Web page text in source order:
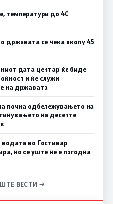
температури до 40
државата се чека околу 45
дата центар ќе биде
и ќе служи
на државата
почна одбележувањето на
на десетте
водата во Гостивар
но се уште не е погодна
ВЕСТИ →